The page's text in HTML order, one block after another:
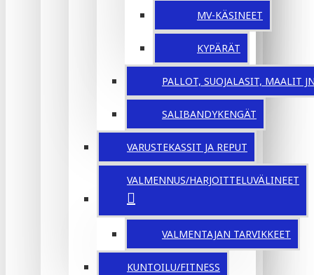
MV-KÄSINEET
KYPÄRÄT
PALLOT, SUOJALASIT, MAALIT
SALIBANDYKENGÄT
VARUSTEKASSIT JA REPUT
VALMENNUS/HARJOITTELUVÄLINEET
VALMENTAJAN TARVIKKEET
KUNTOILU/FITNESS